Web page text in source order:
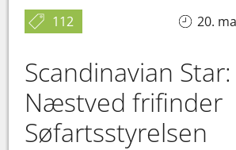
112 20.
Scandinavian
Næstved frifinder
Søfartsstyrelsen